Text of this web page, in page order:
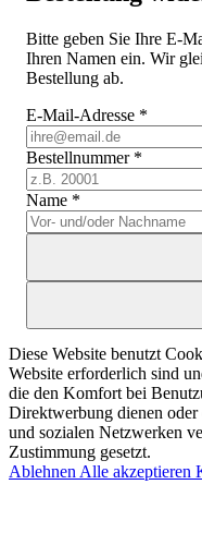
Bitte geben Sie Ihre E-
Ihren Namen ein. Wir
Bestellung ab.
E-Mail-Adresse *
Bestellnummer *
Name *
Diese Website benutzt
Website erforderlich sind
die den Komfort bei
Direktwerbung dienen
und sozialen Netzwerken
Zustimmung gesetzt.
Ablehnen Alle akzeptieren